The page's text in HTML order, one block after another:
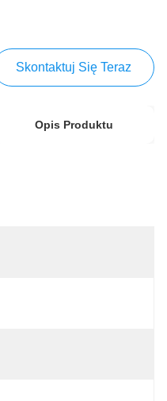
Skontaktuj Się Teraz
Opis Produktu